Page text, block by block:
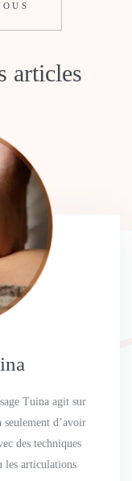
articles
Tuina agit sur
d’avoir
des techniques
les articulations